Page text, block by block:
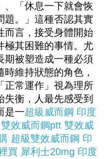
、「休息一下就會恢
題。」這種否認其實
而言，接受身體開始
極其困難的事情。尤
期被塑造成一種必須
維持狀態的角色，
正常運作」視為理所
衡，人最先感受到
是一超級威而鋼 印度
雙效威而鋼ptt 雙效威
超級雙效威而鋼 印
買 犀利士20mg 印度